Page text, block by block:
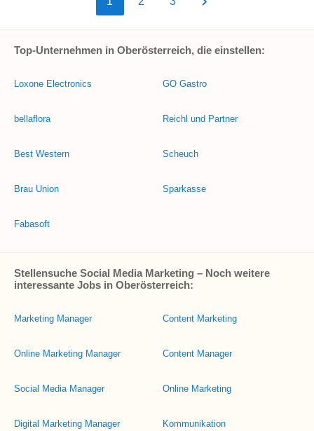
Top-Unternehmen in Oberösterreich, die einstellen:
Loxone Electronics
bellaflora
Best Western
Brau Union
Fabasoft
GO Gastro
Reichl und Partner
Scheuch
Sparkasse
Stellensuche Social Media Marketing – Noch weitere
interessante Jobs in Oberösterreich:
Marketing Manager
Online Marketing Manager
Social Media Manager
Digital Marketing Manager
Content Marketing
Content Manager
Online Marketing
Kommunikation